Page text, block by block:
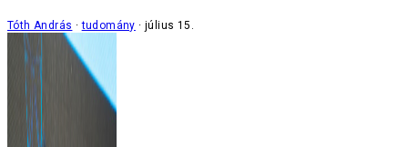
Tóth András tudomány július 15.